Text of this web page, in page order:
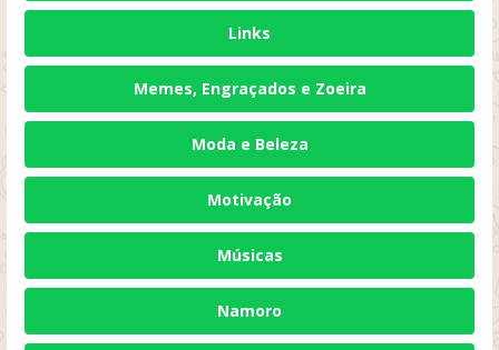
Links
Memes, Engraçados e Zoeira
Moda e Beleza
Motivação
Músicas
Namoro